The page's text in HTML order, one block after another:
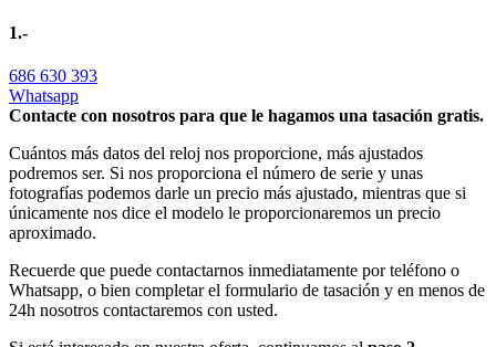
1.-
686 630 393
Whatsapp
Contacte con nosotros para que le hagamos una tasación gratis.
Cuántos más datos del reloj nos proporcione, más ajustados
podremos ser. Si nos proporciona el número de serie y unas
fotografías podemos darle un precio más ajustado, mientras que si
únicamente nos dice el modelo le proporcionaremos un precio
aproximado.
Recuerde que puede contactarnos inmediatamente por teléfono o
Whatsapp, o bien completar el formulario de tasación y en menos de
24h nosotros contactaremos con usted.